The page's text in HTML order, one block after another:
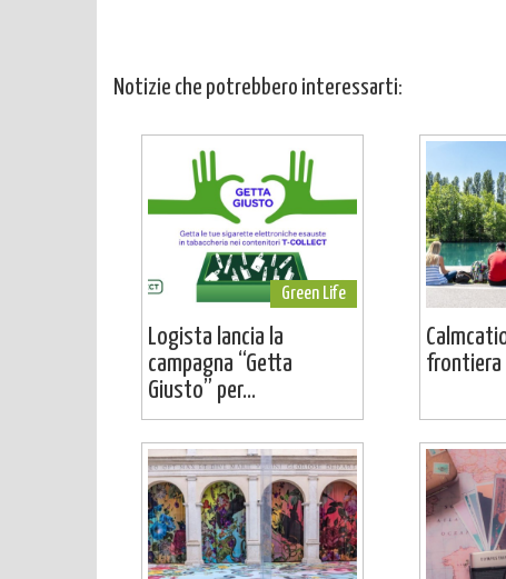
Notizie che potrebbero interessarti:
Green Life
Logista lancia la
campagna “Getta
Giusto” per...
frontiera